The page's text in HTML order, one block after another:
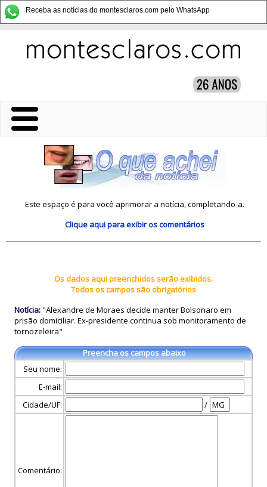
Receba as notícias do montesclaros.com pelo WhatsApp
Este espaço é para você aprimorar a notícia, completando-a.
Clique aquipara exibir os comentários
Os dados aqui preenchidos serão exibidos.
Todos os campos são obrigatórios
Notícia: "Alexandre de Moraes decide manter Bolsonaro em
prisão domiciliar. Ex-presidente continua sob monitoramento de
tornozeleira"
Preencha os campos abaixo
Seu nome:
E-mail:
Cidade/UF:
/
Comentário: